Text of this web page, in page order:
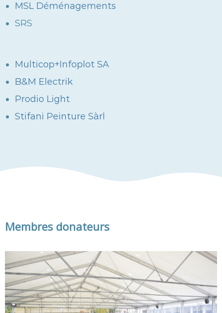
MSL Déménagements
SRS
Multicop+Infoplot SA
B&M Electrik
Prodio Light
Stifani Peinture Sàrl
Membres donateurs